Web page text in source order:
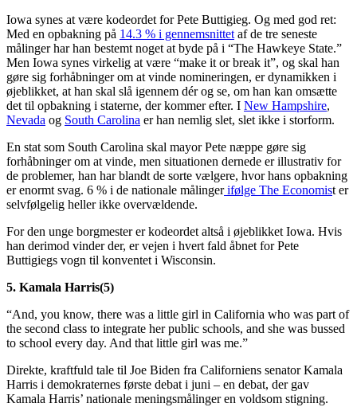
Iowa synes at være kodeordet for Pete Buttigieg. Og med god ret:
Med en opbakning på 14.3 % i gennemsnittet af de tre seneste
målinger har han bestemt noget at byde på i “The Hawkeye State.”
Men Iowa synes virkelig at være “make it or break it”, og skal han
gøre sig forhåbninger om at vinde nomineringen, er dynamikken i
øjeblikket, at han skal slå igennem dér og se, om han kan omsætte
det til opbakning i staterne, der kommer efter. I New Hampshire,
Nevada og South Carolina er han nemlig slet, slet ikke i storform.
En stat som South Carolina skal mayor Pete næppe gøre sig
forhåbninger om at vinde, men situationen dernede er illustrativ for
de problemer, han har blandt de sorte vælgere, hvor hans opbakning
er enormt svag. 6 % i de nationale målingerifølge The Economist er
selvfølgelig heller ikke overvældende.
For den unge borgmester er kodeordet altså i øjeblikket Iowa. Hvis
han derimod vinder der, er vejen i hvert fald åbnet for Pete
Buttigiegs vogn til konventet i Wisconsin.
5. Kamala Harris(5)
“And, you know, there was a little girl in California who was part of
the second class to integrate her public schools, and she was bussed
to school every day. And that little girl was me.”
Direkte, kraftfuld tale til Joe Biden fra Californiens senator Kamala
Harris i demokraternes første debat i juni – en debat, der gav
Kamala Harris’ nationale meningsmålinger en voldsom stigning.